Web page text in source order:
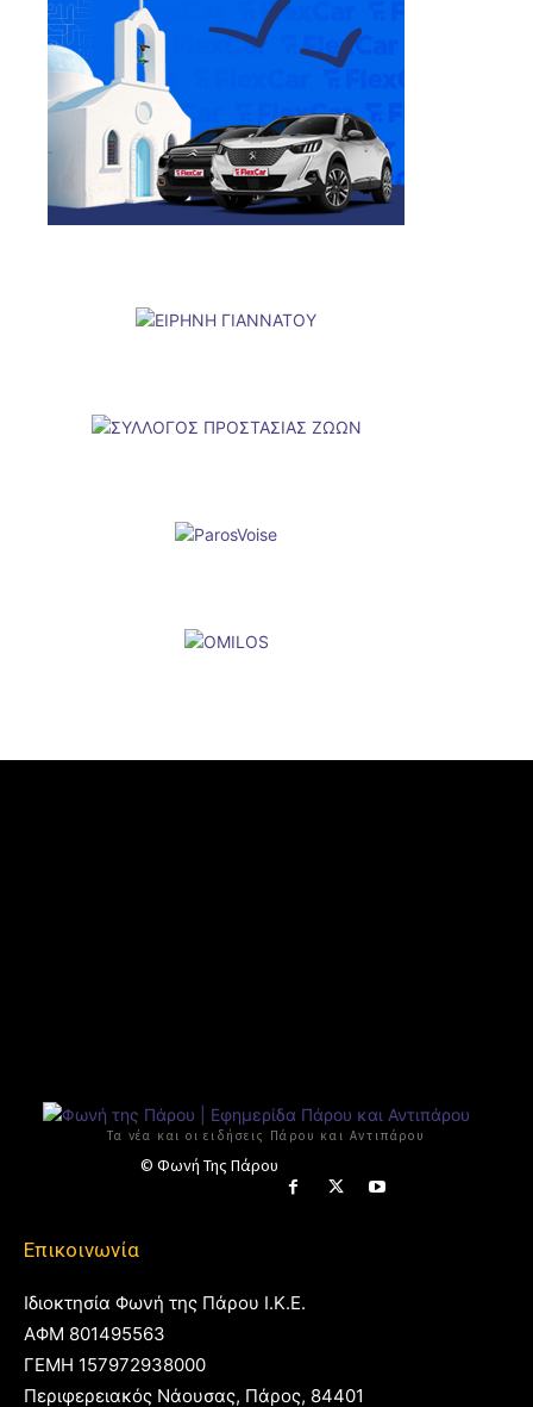
Τα νέα και οι ειδήσεις Πάρου και Αντιπάρου
© Φωνή Της Πάρου
Επικοινωνία
Ιδιοκτησία Φωνή της Πάρου Ι.Κ.Ε.
ΑΦΜ 801495563
ΓΕΜΗ 157972938000
Περιφερειακός Νάουσας, Πάρος, 84401